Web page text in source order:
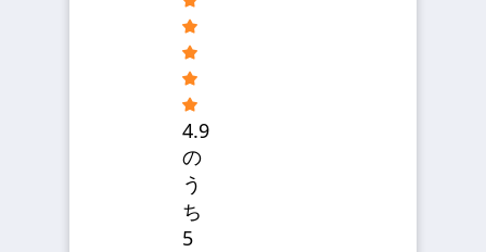
4.9
の
う
ち
5